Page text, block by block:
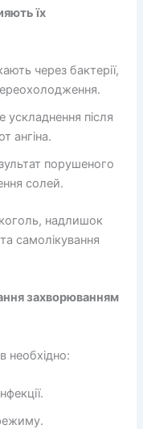
їх
через бактерії,
ускладнення після
ангіна.
порушеного
солей.
надлишок
самолікування
захворюванням
необхідно: